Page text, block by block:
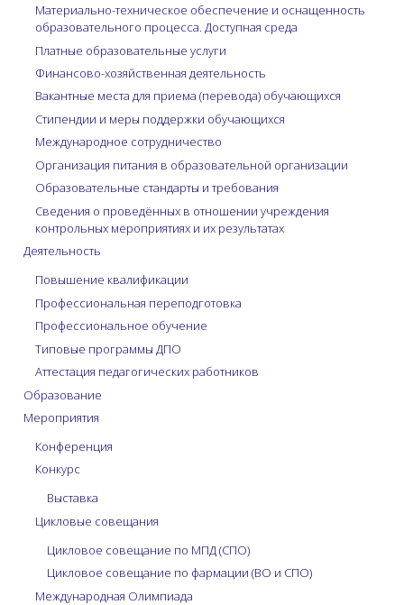
Материально-техническое обеспечение и оснащенность
образовательного процесса. Доступная среда
Платные образовательные услуги
Финансово-хозяйственная деятельность
Вакантные места для приема (перевода) обучающихся
Стипендии и меры поддержки обучающихся
Международное сотрудничество
Организация питания в образовательной организации
Образовательные стандарты и требования
Сведения о проведённых в отношении учреждения
контрольных мероприятиях и их результатах
Деятельность
Повышение квалификации
Профессиональная переподготовка
Профессиональное обучение
Типовые программы ДПО
Аттестация педагогических работников
Образование
Мероприятия
Конференция
Конкурс
Выставка
Цикловые совещания
Цикловое совещание по МПД (СПО)
Цикловое совещание по фармации (ВО и СПО)
Международная Олимпиада